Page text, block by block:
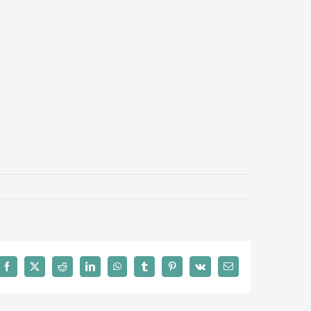
Facebook
X Reddit LinkedInWhatsAppTumblrPinterest
Vk Email